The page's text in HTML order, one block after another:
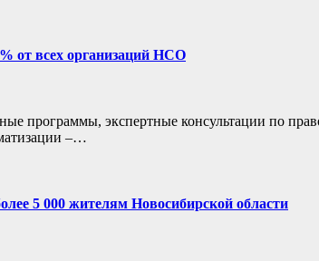
от всех организаций НСО
программы, экспертные консультации по
–…
5 000 жителям Новосибирской области